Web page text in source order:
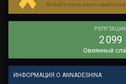
AnnaDeshina имел
РЕПУТАЦИЯ
2 099
Овеянный
ИНФОРМАЦИЯ О ANNADESHINA